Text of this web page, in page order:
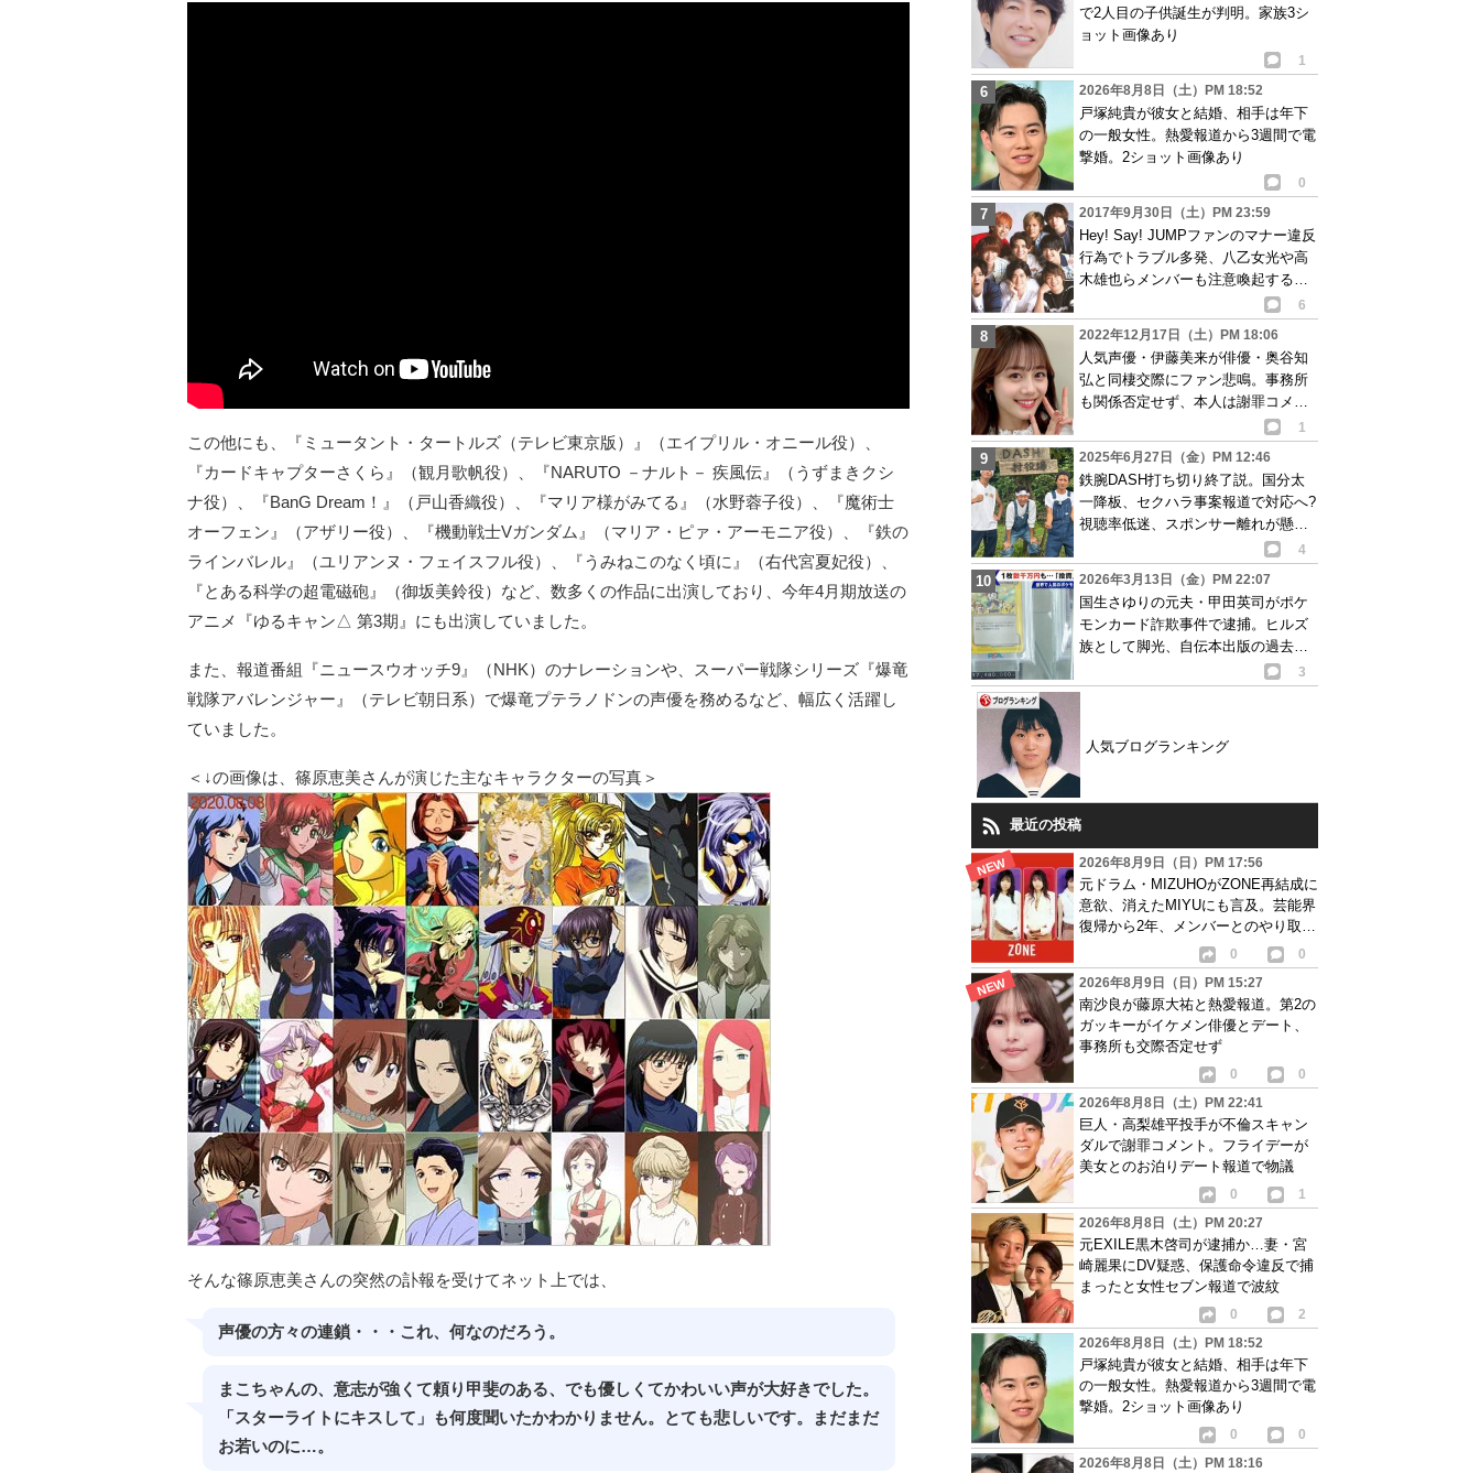
この他にも、『ミュータント・タートルズ（テレビ東京版）』（エイプリル・オニール役）、
『カードキャプターさくら』（観月歌帆役）、『NARUTO －ナルト－ 疾風伝』（うずまきクシ
ナ役）、『BanG Dream！』（戸山香織役）、『マリア様がみてる』（水野蓉子役）、『魔術士
オーフェン』（アザリー役）、『機動戦士Vガンダム』（マリア・ピァ・アーモニア役）、『鉄の
ラインバレル』（ユリアンヌ・フェイスフル役）、『うみねこのなく頃に』（右代宮夏妃役）、
『とある科学の超電磁砲』（御坂美鈴役）など、数多くの作品に出演しており、今年4月期放送の
アニメ『ゆるキャン△ 第3期』にも出演していました。
また、報道番組『ニュースウオッチ9』（NHK）のナレーションや、スーパー戦隊シリーズ『爆竜
戦隊アバレンジャー』（テレビ朝日系）で爆竜プテラノドンの声優を務めるなど、幅広く活躍し
ていました。
＜↓の画像は、篠原恵美さんが演じた主なキャラクターの写真＞
そんな篠原恵美さんの突然の訃報を受けてネット上では、
声優の方々の連鎖・・・これ、何なのだろう。
まこちゃんの、意志が強くて頼り甲斐のある、でも優しくてかわいい声が大好きでした。
「スターライトにキスして」も何度聞いたかわかりません。とても悲しいです。まだまだ
お若いのに…。
で2人目の子供誕生が判明。家族3シ
ョット画像あり
1
2026年8月8日（土）PM 18:52
戸塚純貴が彼女と結婚、相手は年下
の一般女性。熱愛報道から3週間で電
撃婚。2ショット画像あり
0
2017年9月30日（土）PM 23:59
Hey! Say! JUMPファンのマナー違反
行為でトラブル多発、八乙女光や高
木雄也らメンバーも注意喚起する
6
2022年12月17日（土）PM 18:06
人気声優・伊藤美来が俳優・奥谷知
弘と同棲交際にファン悲鳴。事務所
も関係否定せず、本人は謝罪コメン
1
2025年6月27日（金）PM 12:46
鉄腕DASH打ち切り終了説。国分太
一降板、セクハラ事案報道で対応へ?
視聴率低迷、スポンサー離れが懸念
4
2026年3月13日（金）PM 22:07
国生さゆりの元夫・甲田英司がポケ
モンカード詐欺事件で逮捕。ヒルズ
族として脚光、自伝本出版の過去
3
人気ブログランキング
最近の投稿
2026年8月9日（日）PM 17:56
元ドラム・MIZUHOがZONE再結成に
意欲、消えたMIYUにも言及。芸能界
復帰から2年、メンバーとのやり取り
0
0
2026年8月9日（日）PM 15:27
南沙良が藤原大祐と熱愛報道。第2の
ガッキーがイケメン俳優とデート、
事務所も交際否定せず
0
0
2026年8月8日（土）PM 22:41
巨人・高梨雄平投手が不倫スキャン
ダルで謝罪コメント。フライデーが
美女とのお泊りデート報道で物議
0
1
2026年8月8日（土）PM 20:27
元EXILE黒木啓司が逮捕か…妻・宮
崎麗果にDV疑惑、保護命令違反で捕
まったと女性セブン報道で波紋
0
2
2026年8月8日（土）PM 18:52
戸塚純貴が彼女と結婚、相手は年下
の一般女性。熱愛報道から3週間で電
撃婚。2ショット画像あり
0
0
2026年8月8日（土）PM 18:16